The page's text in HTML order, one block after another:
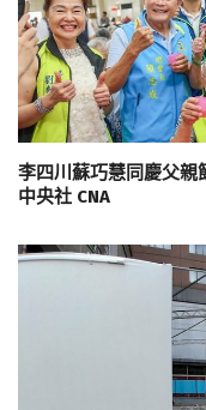
李四川蘇巧慧同慶父
中央社 CNA